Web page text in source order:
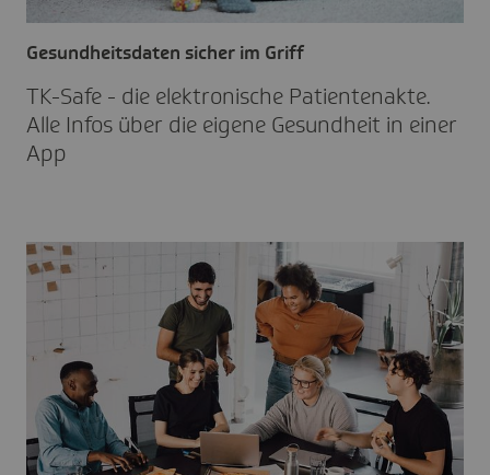
TK-Safe - die elek­tro­ni­sche Pati­en­ten­akte.
Alle Infos über die eigene Gesund­heit in einer
App
Gesundheitsdaten sicher im Griff